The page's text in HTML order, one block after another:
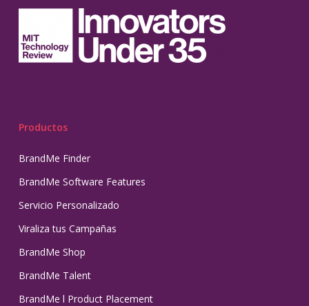
Productos
BrandMe Finder
BrandMe Software Features
Servicio Personalizado
Viraliza tus Campañas
BrandMe Shop
BrandMe Talent
BrandMe l Product Placement